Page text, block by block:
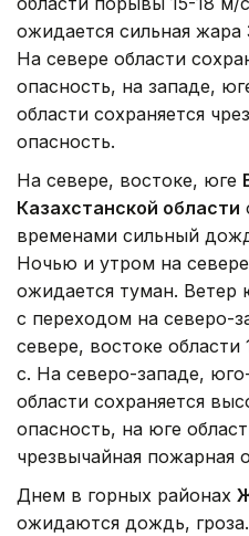
ожидается сильная жара
На севере области
опасность, на западе,
области сохраняется
опасность.
На севере, востоке, юге
Казахстанской области
временами сильный
Ночью и утром на
ожидается туман. Ветер
с переходом на северо-
севере, востоке
с. На северо-западе,
области сохраняется
опасность, на юге
чрезвычайная пожарная
Днем в горных районах
ожидаются дождь,